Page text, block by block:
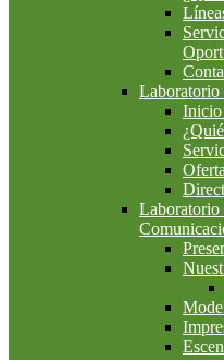
Laboratorio
Laboratorio